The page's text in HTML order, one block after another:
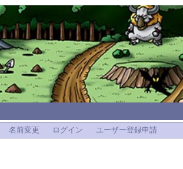
名前変更 ログイン ユーザー登録申請